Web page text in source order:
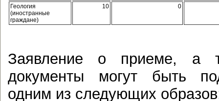
Геология
(иностранные
граждане)
10 0
Заявление о приеме, а
документы могут быть
одним из следующих